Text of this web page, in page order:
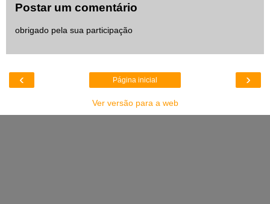
Postar um comentário
obrigado pela sua participação
‹ ›
Página inicial
Ver versão para a web